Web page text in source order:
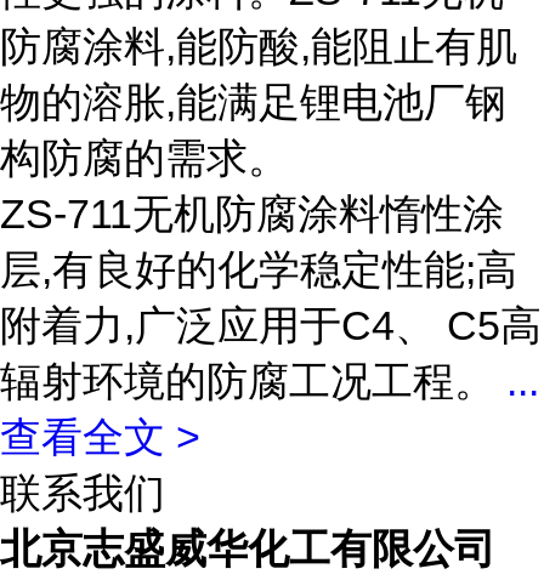
防腐涂料,能防酸,能阻止有肌
物的溶胀,能满足锂电池厂钢
构防腐的需求。
ZS-711无机防腐涂料惰性涂
层,有良好的化学稳定性能;高
附着力,广泛应用于C4、 C5高
辐射环境的防腐工况工程。 ...
查看全文 >
联系我们
北京志盛威华化工有限公司